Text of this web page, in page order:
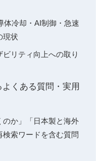
体冷却・AI制御・急速
現状
リティ向上への取り
くある質問・実用
のか」「日本製と海外
索ワードを含む質問